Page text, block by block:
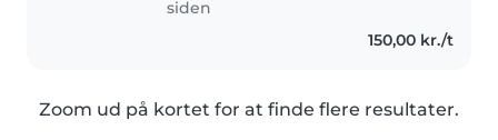
siden
150,00 kr./t
Zoom ud på kortet for at finde flere resultater.